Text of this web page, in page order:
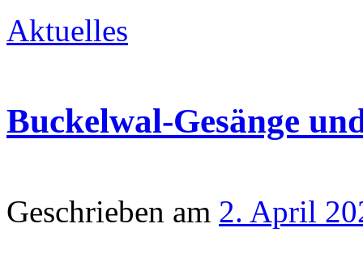
Aktuelles
Buckelwal-Gesänge
Geschrieben am 2. April